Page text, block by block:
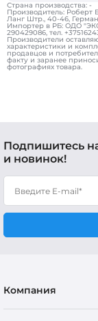
Страна производства: -
Производитель:
Ланг Штр., 40-46,
Импортер в РБ: ОДО
290429086, тел.
Производители
характеристики и
продавцов и
факту и заранее
фотографиях товара.
Подпишитесь
и новинок!
Компания